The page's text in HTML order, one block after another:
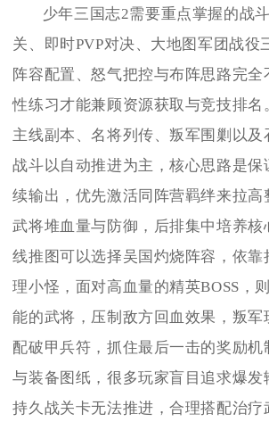
少年三国志2需要重点掌握的战
关、即时PVP对决、大地图军团战役
阵容配置、怒气把控与布阵思路完全
性练习才能兼顾资源获取与竞技排名
主线副本、名将列传、叛军围剿以及
战斗以自动推进为主，核心思路是保
续输出，优先激活同阵营羁绊来拉高
武将堆血量与防御，后排集中培养核
线推图可以选择吴国灼烧阵容，依靠
理小怪，面对高血量的精英BOSS，
能的武将，压制敌方回血效果，叛军
配破甲兵符，抓住最后一击的奖励机
与装备图纸，很多玩家盲目追求爆发
持久战关卡无法推进，合理搭配治疗